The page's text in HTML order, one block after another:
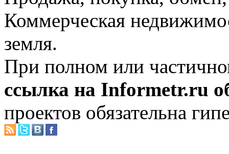
Коммерческая
земля.
При полном или
ссылка на Informetr.ru
проектов обязательна